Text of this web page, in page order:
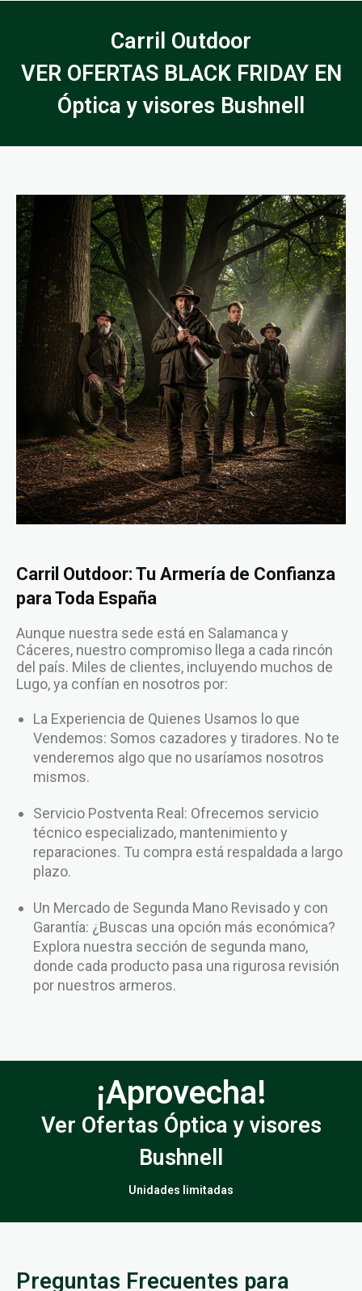
Carril Outdoor
VER OFERTAS BLACK FRIDAY EN
Óptica y visores Bushnell
Carril Outdoor: Tu Armería de Confianza
para Toda España
Aunque nuestra sede está en Salamanca y
Cáceres, nuestro compromiso llega a cada rincón
del país. Miles de clientes, incluyendo muchos de
Lugo, ya confían en nosotros por:
La Experiencia de Quienes Usamos lo que
Vendemos: Somos cazadores y tiradores. No te
venderemos algo que no usaríamos nosotros
mismos.
Servicio Postventa Real: Ofrecemos servicio
técnico especializado, mantenimiento y
reparaciones. Tu compra está respaldada a largo
plazo.
Un Mercado de Segunda Mano Revisado y con
Garantía: ¿Buscas una opción más económica?
Explora nuestra sección de segunda mano,
donde cada producto pasa una rigurosa revisión
por nuestros armeros.
¡Aprovecha!
Ver Ofertas Óptica y visores
Bushnell
Unidades limitadas
Preguntas Frecuentes para